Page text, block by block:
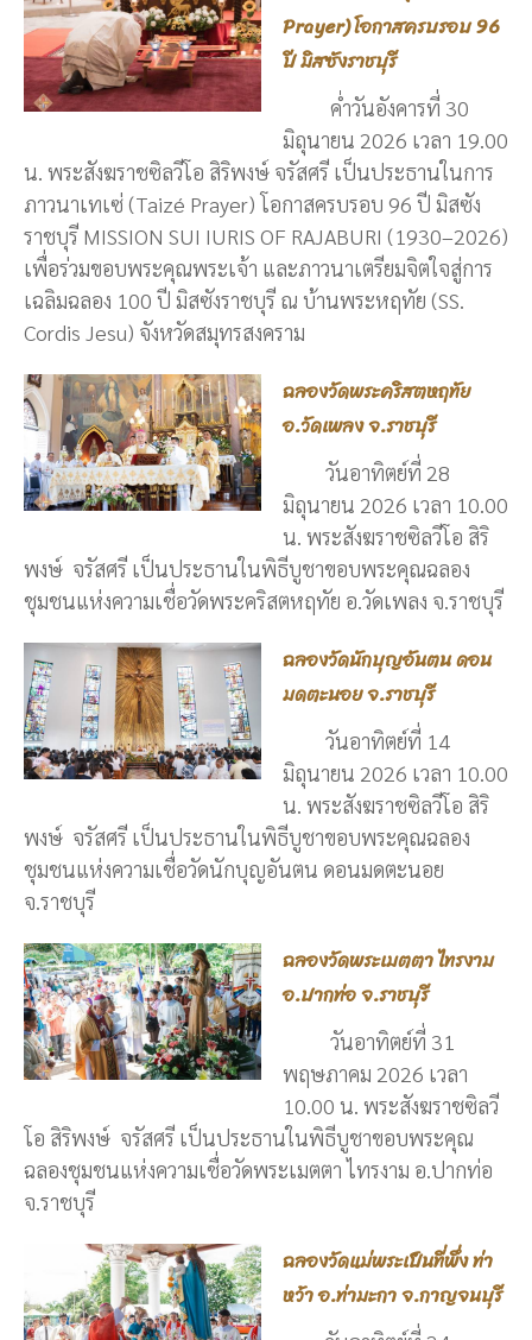
Prayer) โอกาสครบรอบ 96
ปี มิสซังราชบุรี
ค่ำวันอังคารที่ 30
มิถุนายน 2026 เวลา 19.00
น. พระสังฆราชซิลวีโอ สิริพงษ์ จรัสศรี เป็นประธานในการ
ภาวนาเทเซ่ (Taizé Prayer) โอกาสครบรอบ 96 ปี มิสซัง
ราชบุรี MISSION SUI IURIS OF RAJABURI (1930–2026)
เพื่อร่วมขอบพระคุณพระเจ้า และภาวนาเตรียมจิตใจสู่การ
เฉลิมฉลอง 100 ปี มิสซังราชบุรี ณ บ้านพระหฤทัย (SS.
Cordis Jesu) จังหวัดสมุทรสงคราม
ฉลองวัดพระคริสตหฤทัย
อ.วัดเพลง จ.ราชบุรี
วันอาทิตย์ที่ 28
มิถุนายน 2026 เวลา 10.00
น. พระสังฆราชซิลวีโอ สิริ
พงษ์ จรัสศรี เป็นประธานในพิธีบูชาขอบพระคุณฉลอง
ชุมชนแห่งความเชื่อวัดพระคริสตหฤทัย อ.วัดเพลง จ.ราชบุรี
ฉลองวัดนักบุญอันตน ดอน
มดตะนอย จ.ราชบุรี
วันอาทิตย์ที่ 14
มิถุนายน 2026 เวลา 10.00
น. พระสังฆราชซิลวีโอ สิริ
พงษ์ จรัสศรี เป็นประธานในพิธีบูชาขอบพระคุณฉลอง
ชุมชนแห่งความเชื่อวัดนักบุญอันตน ดอนมดตะนอย
จ.ราชบุรี
ฉลองวัดพระเมตตา ไทรงาม
อ.ปากท่อ จ.ราชบุรี
วันอาทิตย์ที่ 31
พฤษภาคม 2026 เวลา
10.00 น. พระสังฆราชซิลวี
โอ สิริพงษ์ จรัสศรี เป็นประธานในพิธีบูชาขอบพระคุณ
ฉลองชุมชนแห่งความเชื่อวัดพระเมตตา ไทรงาม อ.ปากท่อ
จ.ราชบุรี
ฉลองวัดแม่พระเป็นที่พึ่ง ท่า
หว้า อ.ท่ามะกา จ.กาญจนบุรี